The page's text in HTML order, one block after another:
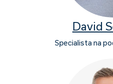
David
Specialista na